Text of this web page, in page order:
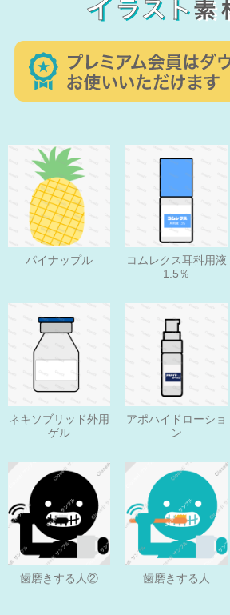
パイナップル
コムレクス耳科用液
1.5％
ネキソブリッド外用
ゲル
アポハイドローショ
ン
歯磨きする人② 歯磨きする人